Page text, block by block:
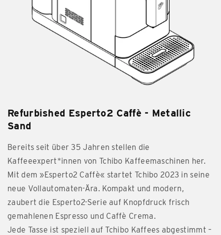
Refurbished Esperto2 Caffè - Metallic
Sand
Bereits seit über 35 Jahren stellen die
Kaffeeexpert*innen von Tchibo Kaffeemaschinen her.
Mit dem »Esperto2 Caffè« startet Tchibo 2023 in seine
neue Vollautomaten-Ära. Kompakt und modern,
zaubert die Esperto2-Serie auf Knopfdruck frisch
gemahlenen Espresso und Caffè Crema.
Jede Tasse ist speziell auf Tchibo Kaffees abgestimmt –